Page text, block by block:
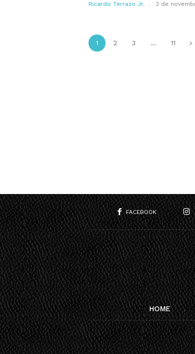
Ricardo Terrazo Jr. 3 de
1 2 3 ... 11
FACEBOOK
HOME